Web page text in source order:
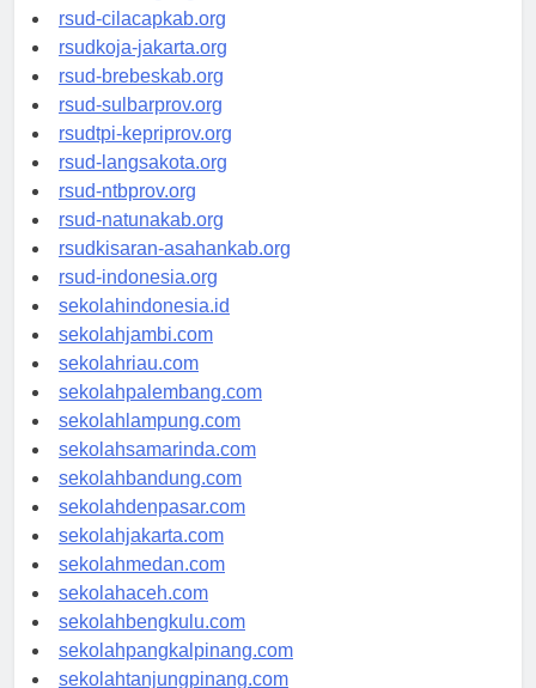
rsud-sintang.org
rsud-cilacapkab.org
rsudkoja-jakarta.org
rsud-brebeskab.org
rsud-sulbarprov.org
rsudtpi-kepriprov.org
rsud-langsakota.org
rsud-ntbprov.org
rsud-natunakab.org
rsudkisaran-asahankab.org
rsud-indonesia.org
sekolahindonesia.id
sekolahjambi.com
sekolahriau.com
sekolahpalembang.com
sekolahlampung.com
sekolahsamarinda.com
sekolahbandung.com
sekolahdenpasar.com
sekolahjakarta.com
sekolahmedan.com
sekolahaceh.com
sekolahbengkulu.com
sekolahpangkalpinang.com